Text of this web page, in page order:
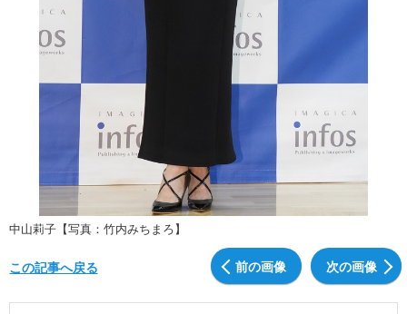
中山莉子【写真：竹内みちまろ】
前の画像 次の画像
この記事へ戻る